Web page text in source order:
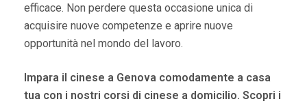
efficace. Non perdere questa occasione unica di
acquisire nuove competenze e aprire nuove
opportunità nel mondo del lavoro.
Impara il cinese a Genova comodamente a casa
tua con i nostri corsi di cinese a domicilio. Scopri i